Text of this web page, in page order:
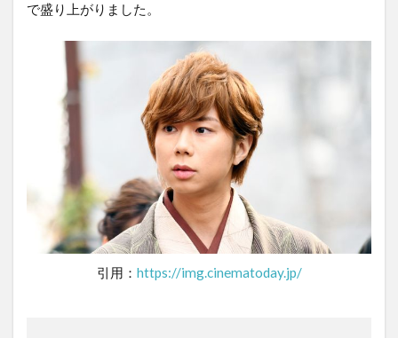
で盛り上がりました。
引用： https://img.cinematoday.jp/